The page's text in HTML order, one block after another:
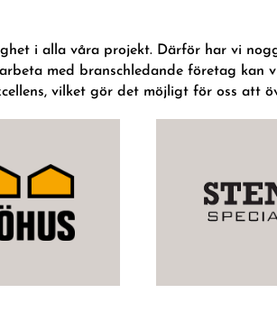
i alla våra projekt. Därför har vi
med branschledande företag
vilket gör det möjligt för oss att